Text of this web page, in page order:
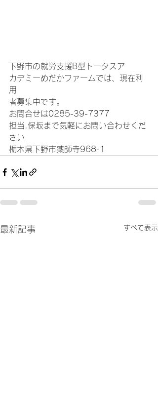
下野市の就労支援B型トータスア
カデミーめだかファームでは、現在利
用
者募集中です。
お問合せは0285-39-7377
担当.保坂まで気軽にお問い合わせくだ
さい
栃木県下野市薬師寺968-1
最新記事 すべて表示